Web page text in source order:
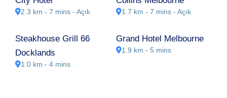
2.3 km - 7 mins- Açık 1.7 km - 7 mins- Açık
Steakhouse Grill 66
Docklands
1.0 km - 4 mins
Grand Hotel Melbourne
1.9 km - 5 mins